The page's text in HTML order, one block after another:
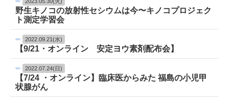
野生キノコの放射性セシウムは今〜キノコプロジェク
ト測定学習会
2022.09.21(水)
【9/21・オンライン 安定ヨウ素剤配布会】
2022.07.24(日)
【7/24 ・オンライン】臨床医からみた 福島の小児甲
状腺がん